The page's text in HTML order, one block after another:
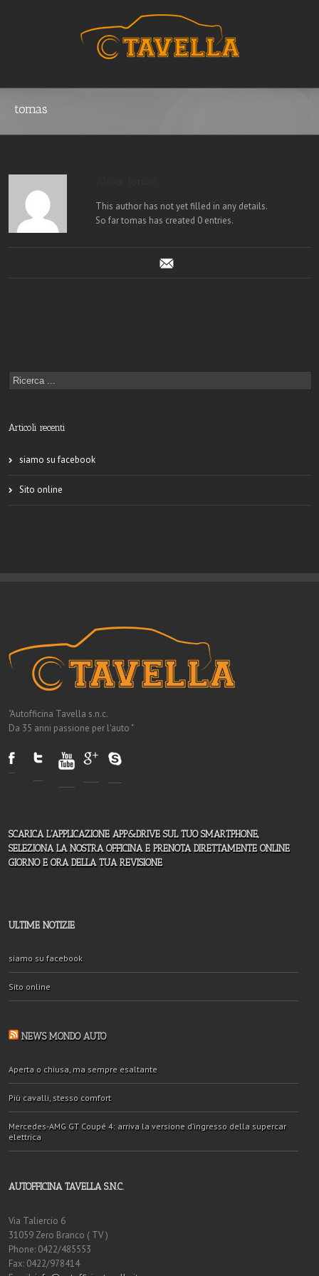
tomas
This author has not yet filled in any details.
So far tomas has created 0 entries.
Articoli recenti
siamo su facebook
Sito online
"Autofficina Tavella s.n.c.
Da 35 anni passione per l'auto "
SCARICA L'APPLICAZIONE APP&DRIVE SUL TUO SMARTPHONE,
SELEZIONA LA NOSTRA OFFICINA E PRENOTA DIRETTAMENTE ONLINE
GIORNO E ORA DELLA TUA REVISIONE
ULTIME NOTIZIE
siamo su facebook
Sito online
NEWS MONDO AUTO
Aperta o chiusa, ma sempre esaltante
Più cavalli, stesso comfort
Mercedes-AMG GT Coupé 4: arriva la versione d’ingresso della supercar
elettrica
AUTOFFICINA TAVELLA S.N.C.
Via Taliercio 6
31059 Zero Branco ( TV )
Phone: 0422/485553
Fax: 0422/978414